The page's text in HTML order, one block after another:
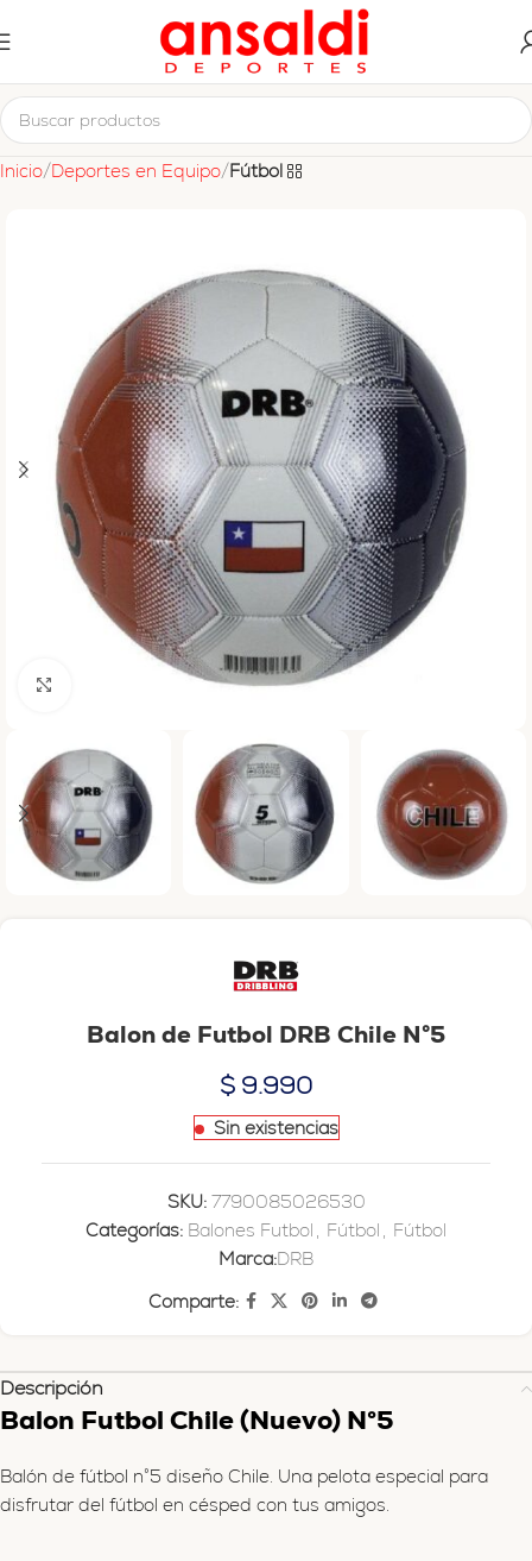
Inicio Deportes en Equipo Fútbol
Haga clic para ampliar
Balon de Futbol DRB Chile N°5
$ 9.990
Sin existencias
SKU: 7790085026530
Categorías: Balones Futbol , Fútbol , Fútbol
Marca:DRB
Comparte:
Descripción
Balon Futbol Chile (Nuevo) N°5
Balón de fútbol n°5 diseño Chile. Una pelota especial para
disfrutar del fútbol en césped con tus amigos.